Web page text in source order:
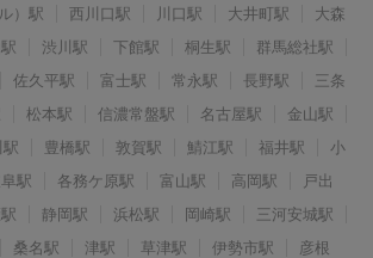
）駅
西川口駅 川口駅 大井町駅
大森
渋川駅 下館駅 桐生駅
群馬総社駅
佐久平駅 富士駅 常永駅 長野駅
三条
松本駅 信濃常盤駅 名古屋駅
金山駅
駅 豊橋駅 敦賀駅 鯖江駅 福井駅
小
駅 各務ケ原駅 富山駅 高岡駅
戸出
静岡駅 浜松駅 岡崎駅
三河安城駅
桑名駅 津駅 草津駅 伊勢市駅
彦根